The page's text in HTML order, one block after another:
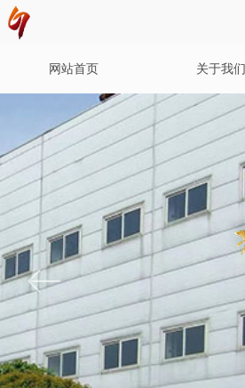
网站首页 关于我们
ꂃ